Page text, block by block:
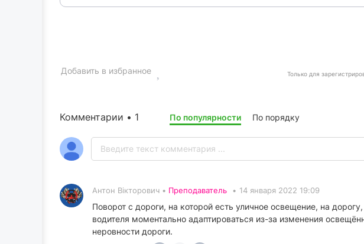
Только для
Добавить в избранное
Комментарии • 1 По популярности По порядку
Антон Вікторович • Преподаватель • 14 января 2022 19:09
Поворот с дороги, на которой есть уличное освещение, на
водителя моментально адаптироваться из-за изменения
неровности дороги.